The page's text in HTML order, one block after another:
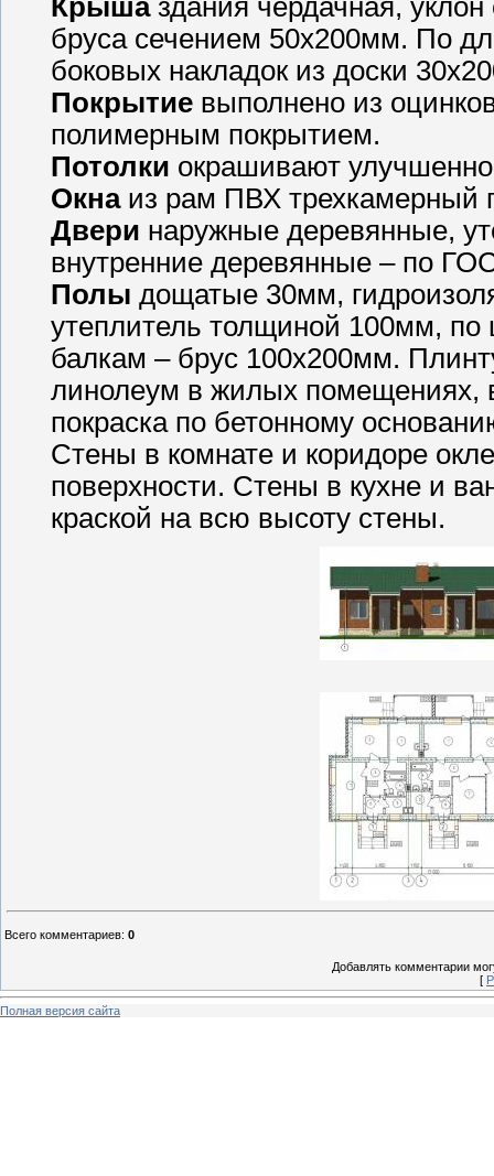
Крышаздания чердачная,
бруса сечением 50х200мм. По
боковых накладок из доски
Покрытие выполнено из
полимерным покрытием.
Потолки окрашивают
Окнаиз рам ПВХ трехкамерный
Двери наружные деревянные,
внутренние деревянные – по
Полы дощатые 30мм,
утеплитель толщиной 100мм,
балкам – брус 100х200мм.
линолеум в жилых помещениях,
покраска по бетонному
Стены в комнате и коридоре
поверхности. Стены в кухне и
краской на всю высоту стены.
Всего комментариев: 0
Добавлять комментарии
[
Полная версия сайта